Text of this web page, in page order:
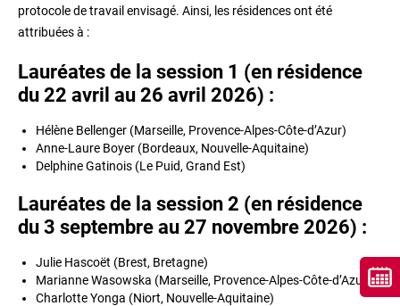
protocole de travail envisagé. Ainsi, les résidences ont été
attribuées à :
Lauréates de la session 1 (en résidence
du 22 avril au 26 avril 2026) :
Hélène Bellenger (Marseille, Provence-Alpes-Côte-d’Azur)
Anne-Laure Boyer (Bordeaux, Nouvelle-Aquitaine)
Delphine Gatinois (Le Puid, Grand Est)
Lauréates de la session 2 (en résidence
du 3 septembre au 27 novembre 2026) :
Julie Hascoët (Brest, Bretagne)
Marianne Wasowska (Marseille, Provence-Alpes-Côte-d’Azur)
Charlotte Yonga (Niort, Nouvelle-Aquitaine)